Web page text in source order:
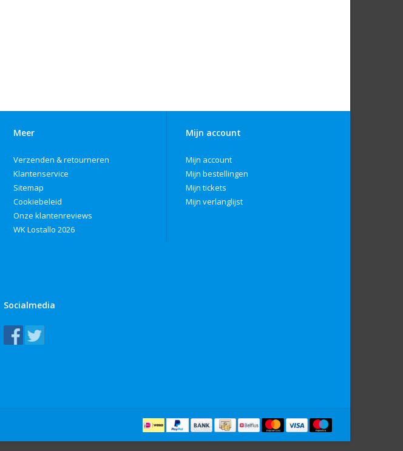
Meer
Verzenden & retourneren
Klantenservice
Sitemap
Cookiebeleid
Onze klantenreviews
WK Lostallo 2026
Mijn account
Mijn account
Mijn bestellingen
Mijn tickets
Mijn verlanglijst
Socialmedia